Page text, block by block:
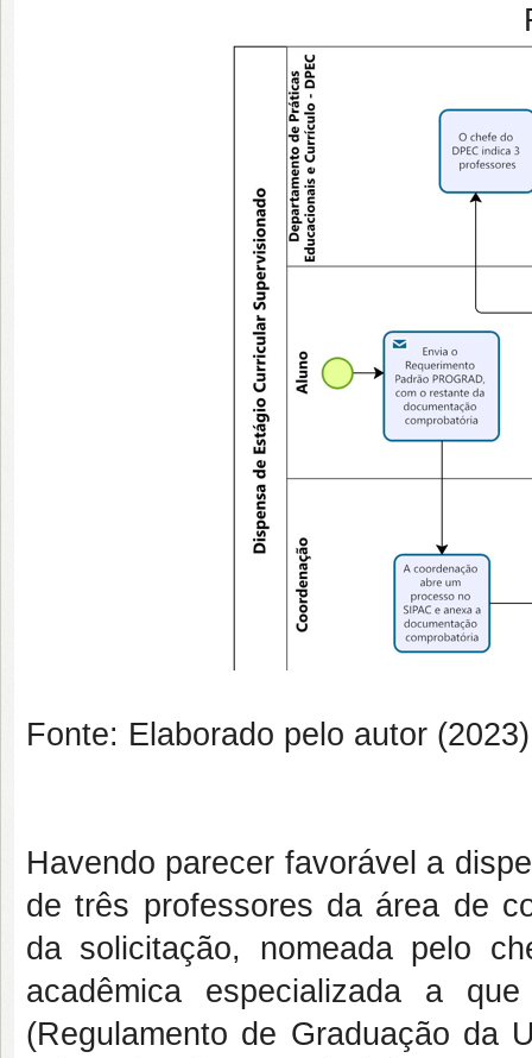
Fonte: Elaborado pelo autor (2023)
Havendo parecer favorável a
de três professores da área de
da solicitação, nomeada pelo
acadêmica especializada a
(Regulamento de Graduação da